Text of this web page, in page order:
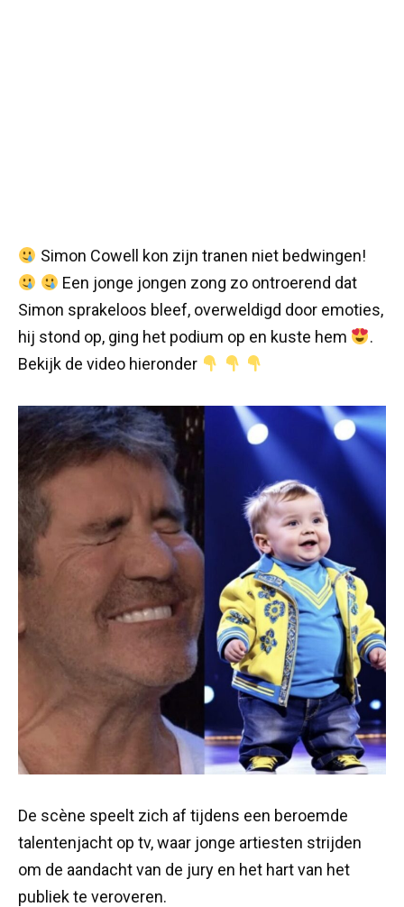
Simon Cowell kon zijn tranen niet bedwingen!
Een jonge jongen zong zo ontroerend dat
Simon sprakeloos bleef, overweldigd door emoties,
hij stond op, ging het podium op en kuste hem
.
Bekijk de video hieronder
De scène speelt zich af tijdens een beroemde
talentenjacht op tv, waar jonge artiesten strijden
om de aandacht van de jury en het hart van het
publiek te veroveren.